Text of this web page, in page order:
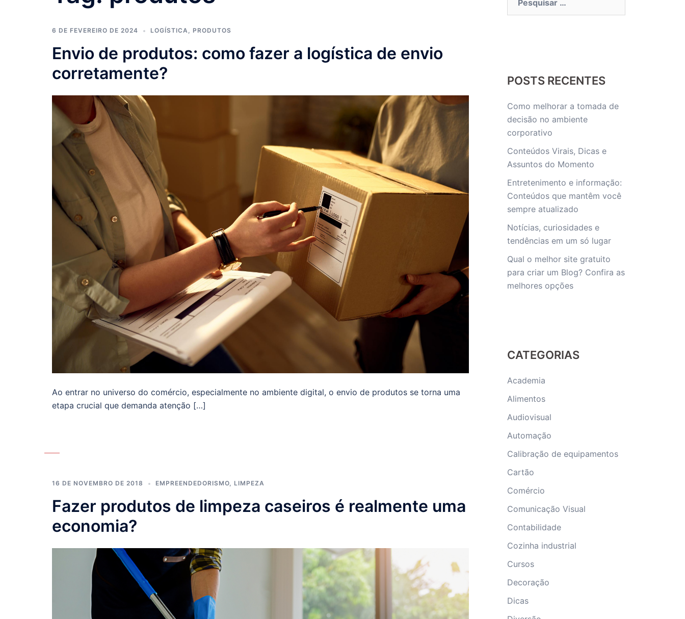
6 DE FEVEREIRO DE 2024 LOGÍSTICA, PRODUTOS
Envio de produtos: como fazer a logística de envio
corretamente?
Ao entrar no universo do comércio, especialmente no ambiente digital, o envio de produtos se torna uma
etapa crucial que demanda atenção […]
16 DE NOVEMBRO DE 2018 EMPREENDEDORISMO LIMPEZA
Fazer produtos de limpeza caseiros é realmente uma
economia?
POSTS RECENTES
Como melhorar a tomada de
decisão no ambiente
corporativo
Conteúdos Virais, Dicas e
Assuntos do Momento
Entretenimento e informação:
Conteúdos que mantêm você
sempre atualizado
Notícias, curiosidades e
tendências em um só lugar
Qual o melhor site gratuito
para criar um Blog? Confira as
melhores opções
CATEGORIAS
Academia
Alimentos
Audiovisual
Automação
Calibração de equipamentos
Cartão
Comércio
Comunicação Visual
Contabilidade
Cozinha industrial
Cursos
Decoração
Dicas